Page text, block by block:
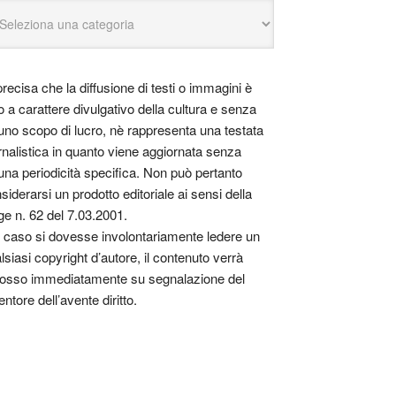
che la diffusione di testi o immagini è
a carattere divulgativo della cultura e senza
scopo di lucro, nè rappresenta una testata
in quanto viene aggiornata senza
periodicità specifica. Non può pertanto
un prodotto editoriale ai sensi della
n. 62 del 7.03.2001.
caso si dovesse involontariamente ledere un
copyright d’autore, il contenuto verrà
immediatamente su segnalazione del
dell’avente diritto.